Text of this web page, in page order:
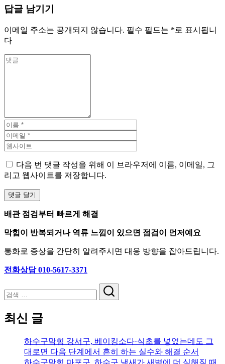
답글 남기기
이메일 주소는 공개되지 않습니다. 필수 필드는 *로 표시됩니
다
다음 번 댓글 작성을 위해 이 브라우저에 이름, 이메일, 그
리고 웹사이트를 저장합니다.
배관 점검부터 빠르게 해결
막힘이 반복되거나 역류 느낌이 있으면 점검이 먼저예요
통화로 증상을 간단히 알려주시면 대응 방향을 잡아드립니다.
전화상담 010-5617-3371
검
최신 글
하수구막힘 강서구, 베이킹소다·식초를 넣었는데도 그
대로면 다음 단계에서 흔히 하는 실수와 해결 순서
하수구막힘 마포구, 하수구 냄새가 새벽에 더 심해질 때